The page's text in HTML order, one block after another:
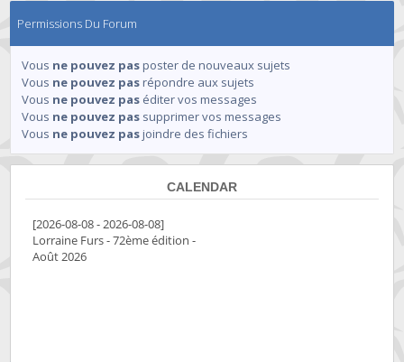
Permissions Du Forum
Vous ne pouvez pasposter de nouveaux sujets
Vous ne pouvez pasrépondre aux sujets
Vous ne pouvez pas éditer vos messages
Vous ne pouvez pas supprimer vos messages
Vous ne pouvez pasjoindre des fichiers
CALENDAR